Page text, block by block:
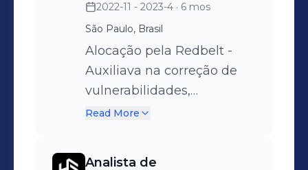
aplicativos mobile e APIs;
Testes de Gerenciamento
de Identidade,
Autenticação, Autorização,
Gerenciamento de Sessão,
Validação de Entrada,
2022-11 - 2023-4 · 6 mos
São Paulo, Brasil
Alocação pela Redbelt -
Auxiliava na correção de
vulnerabilidades,
participava do ciclo de
Read More
Analista de